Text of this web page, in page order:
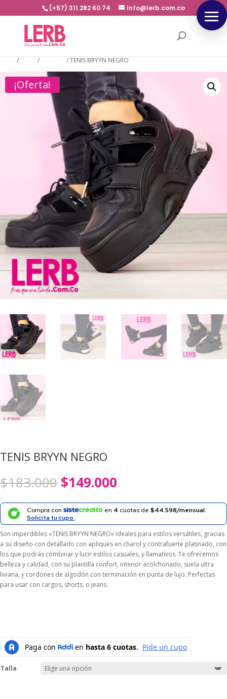
(+57) 311 282 60 74 Info@lerb.com.co
/ / /TENIS BRYYN NEGRO
¡Oferta!
TENIS BRYYN NEGRO
$183.000 El
precio
original
era:
$183.000.
$149.000
actual
es:
$149.000.
Compra con en 4 cuotas de $44.598/mensual.
Solicita tu cupo.
Son imperdibles «TENIS BRYYN NEGRO» Ideales para estilos versátiles, gracias
a su diseño con detallado con apliques en charol y contrafuerte platinado, con
los que podrás combinar y lucir estilos casuales, y llamativos. Te ofrecemos
belleza y calidad, con su plantilla confort, interior acolchonado, suela ultra
liviana, y cordones de algodón con terminación en punta de lujo. Perfectas
para usar con cargos, shorts, o jeans.
Talla